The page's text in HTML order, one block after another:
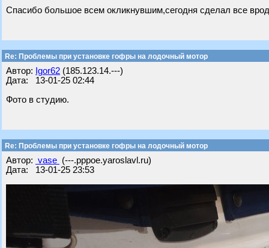
Спасибо большое всем окликнувшим,сегодня сделал все
Re: Проблемы при установке гофры на лодочный мотор
Автор: Igor62 (185.123.14.---)
Дата: 13-01-25 02:44
Фото в студию.
Re: Проблемы при установке гофры на лодочный мотор
Автор: vase (---.pppoe.yaroslavl.ru)
Дата: 13-01-25 23:53